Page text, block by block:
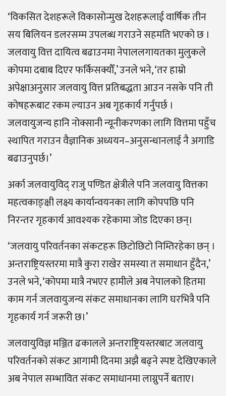
‘विकसित देशहरूले विकासोन्मुख देशहरूलाई वार्षिक तीन
सय बिलियन डलरसम्म उपलब्ध गराउने सहमति भएको छ ।
जलवायु वित्त दायित्व बढाउनमा नेपाललगायतका मुलुकले
कोपमा दबाब दिएर फर्किसक्यौँ,’ उनले भने, ‘तर हाम्रो
अपेक्षाअनुसार जलवायु वित्त प्रतिबद्धता आउन नसके पनि ती
कोषहरूबाट रकम ल्याउन अब गृहकार्य गर्नुपर्छ ।
जलवायुजन्य हानि नोक्सानी न्यूनीकरणका लागि वित्तमा पहुँच
स्थापित गराउन वैज्ञानिक अध्ययन–अनुसन्धानलाई नै अगाडि
बढाउनुपर्छ।’
अर्का जलवायुविद् राजु पण्डित क्षेत्रीले पनि जलवायु वित्तका
महत्वकाङ्क्षी लक्ष्य कार्यान्वयनका लागि कोपपछि पनि
निरन्तर गृहकार्य आवश्यक रहेकामा जोड दिएका छन्।
‘जलवायु परिवर्तनका संकटहरू छिटोछिटो निम्तिरहेका छन् ।
अन्तराष्ट्रियस्तरमा मात्रै कुरा राखेर समस्या त समाधान हुँदैन,’
उनले भने, ‘कोपमा मात्रै नभएर हामीले अब नेपालको हितमा
काम गर्न जलवायुजन्य संकट समाधानका लागि घरभित्रै पनि
गृहकार्य गर्न जरूरी छ।’
जलवायुविज्ञ मञ्जित ढकालले अन्तराष्ट्रियस्तरबाट जलवायु
परिवर्तनको संकट आगामी दिनमा अझै बढ्ने स्पष्ट देखिएकाले
अब नेपाल सम्भावित संकट समाधानमा लाग्नुपर्ने बताए।